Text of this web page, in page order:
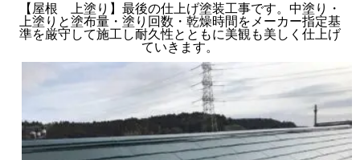
【屋根 上塗り】最後の仕上げ塗装工事です。中塗り・
上塗りと塗布量・塗り回数・乾燥時間をメーカー指定基
準を厳守して施工し耐久性とともに美観も美しく仕上げ
ていきます。